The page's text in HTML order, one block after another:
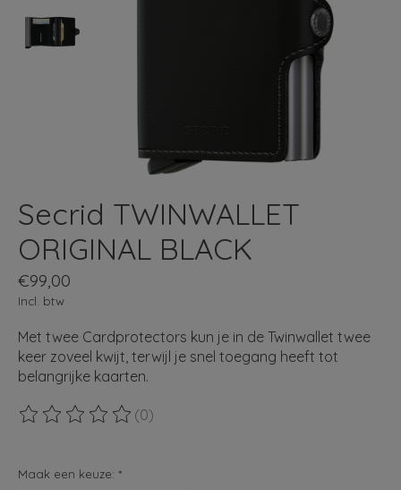
Secrid TWINWALLET
ORIGINAL BLACK
€99,00
Incl. btw
Met twee Cardprotectors kun je in de Twinwallet twee
keer zoveel kwijt, terwijl je snel toegang heeft tot
belangrijke kaarten.
De beoordeling van dit product is
(0)
Maak een keuze: *